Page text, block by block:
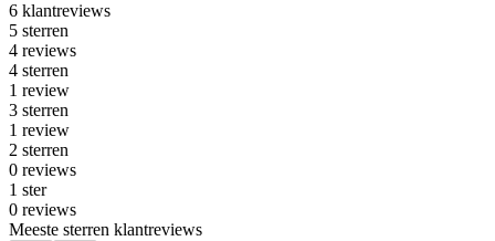
6 klantreviews
5 sterren
4 reviews
4 sterren
1 review
3 sterren
1 review
2 sterren
0 reviews
1 ster
0 reviews
Meeste sterren klantreviews